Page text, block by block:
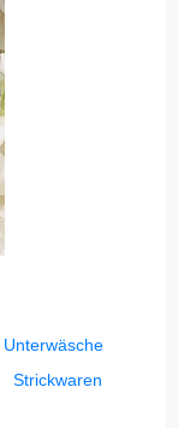
Unterwäsche
Strickwaren